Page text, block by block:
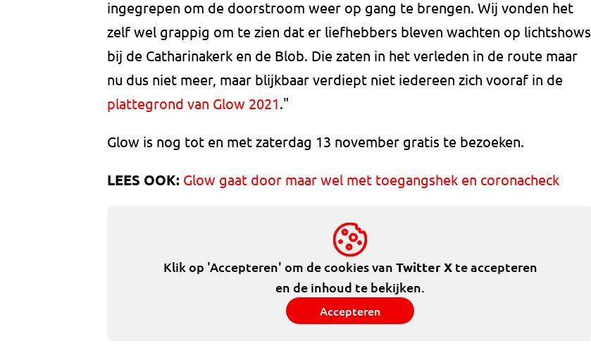
ingegrepen om de doorstroom weer op gang te brengen. Wij vonden het
zelf wel grappig om te zien dat er liefhebbers bleven wachten op lichtshows
bij de Catharinakerk en de Blob. Die zaten in het verleden in de route maar
nu dus niet meer, maar blijkbaar verdiept niet iedereen zich vooraf in de
plattegrond van Glow 2021."
Glow is nog tot en met zaterdag 13 november gratis te bezoeken.
LEES OOK: Glow gaat door maar wel met toegangshek en coronacheck
Klik op 'Accepteren' om de cookies van Twitter Xte accepteren
en de inhoud te bekijken.
Accepteren